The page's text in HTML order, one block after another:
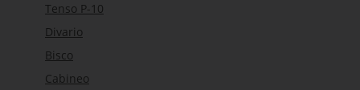
Tenso P-10
Divario
Bisco
Cabineo